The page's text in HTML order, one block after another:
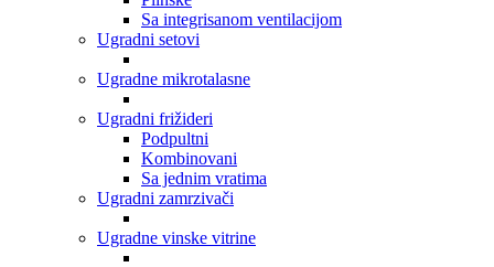
Sa integrisanom ventilacijom
Ugradni setovi
Ugradne mikrotalasne
Ugradni frižideri
Podpultni
Kombinovani
Sa jednim vratima
Ugradni zamrzivači
Ugradne vinske vitrine